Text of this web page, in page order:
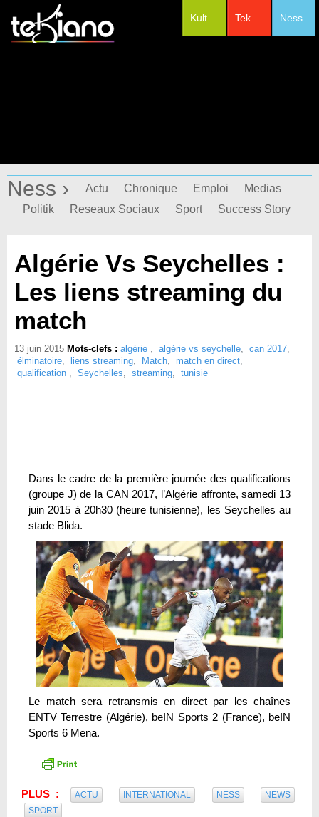
Ness
Tek
Kult
Ness › Actu Chronique Emploi
Medias
Politik
Reseaux Sociaux Sport Success Story
Algérie Vs Seychelles :
Les liens streaming du
match
13 juin 2015 Mots-clefs : algérie , algérie vs seychelle, can 2017,
élminatoire, liens streaming, Match, match en direct,
qualification , Seychelles, streaming, tunisie
Dans le cadre de la première journée des qualifications
(groupe J) de la CAN 2017, l’Algérie affronte, samedi 13
juin 2015 à 20h30 (heure tunisienne), les Seychelles au
stade Blida.
Le match sera retransmis en direct par les chaînes
ENTV Terrestre (Algérie), beIN Sports 2 (France), beIN
Sports 6 Mena.
PLUS : ACTU INTERNATIONAL NESS
NEWS
SPORT